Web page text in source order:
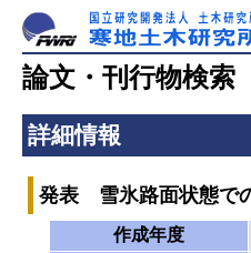
論文・刊行物検索
詳細情報
発表 雪氷路面状態で
作成年度